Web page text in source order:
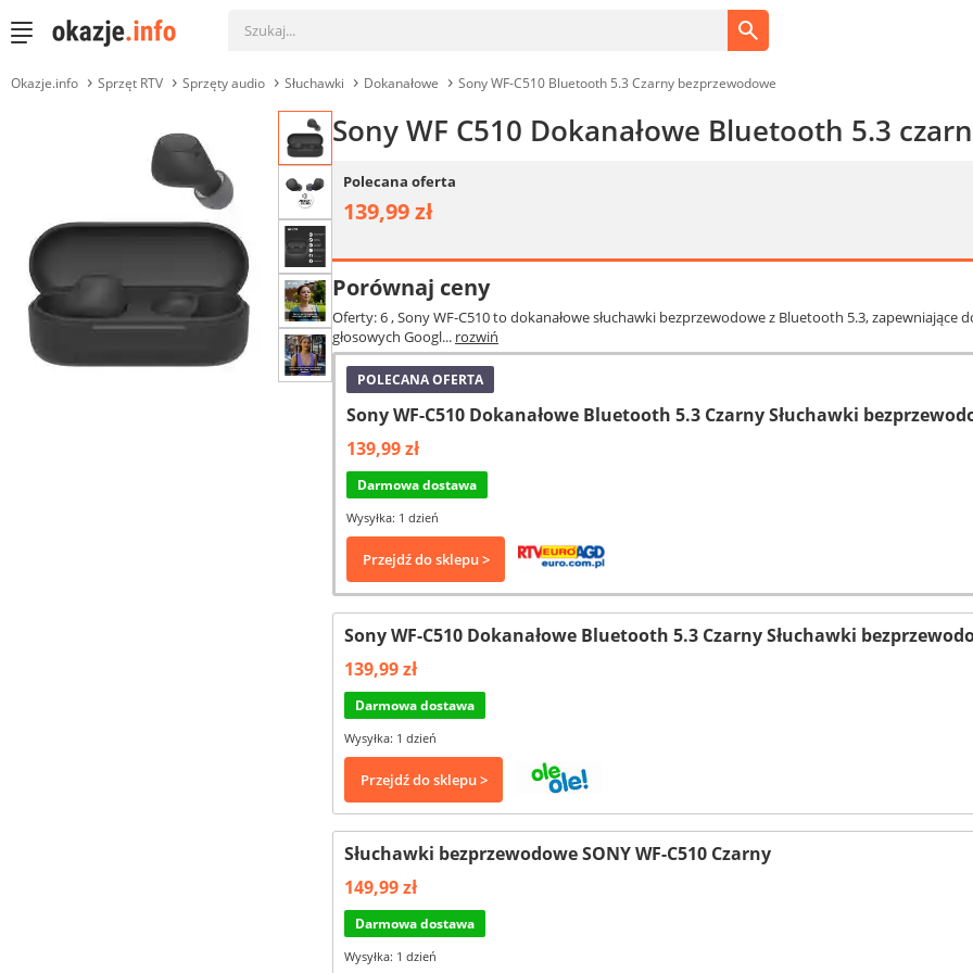
Okazje.info Sprzęt RTV Sprzęty audio Słuchawki Dokanałowe Sony WF-C510 Bluetooth 5.3 Czarny bezprzewodowe
Sony WF C510 Dokanałowe Bluetooth 5.3
Polecana oferta
139,99 zł
Porównaj ceny
Oferty: 6, Sony WF-C510 to dokanałowe słuchawki bezprzewodowe z Bluetooth 5.3,
głosowych Googl... rozwiń
POLECANA OFERTA
Sony WF-C510 Dokanałowe Bluetooth 5.3 Czarny Słuchawki
139,99 zł
Darmowa dostawa
Wysyłka: 1 dzień
Przejdź do sklepu >
Sony WF-C510 Dokanałowe Bluetooth 5.3 Czarny Słuchawki
139,99 zł
Darmowa dostawa
Wysyłka: 1 dzień
Przejdź do sklepu >
Słuchawki bezprzewodowe SONY WF-C510 Czarny
149,99 zł
Darmowa dostawa
Wysyłka: 1 dzień